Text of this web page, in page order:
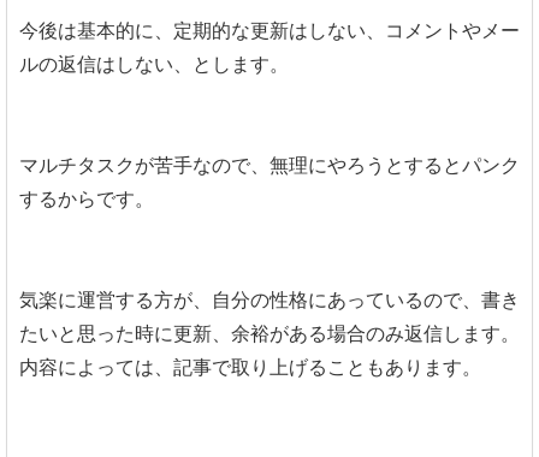
今後は基本的に、定期的な更新はしない、コメントやメー
ルの返信はしない、とします。
マルチタスクが苦手なので、無理にやろうとするとパンク
するからです。
気楽に運営する方が、自分の性格にあっているので、書き
たいと思った時に更新、余裕がある場合のみ返信します。
内容によっては、記事で取り上げることもあります。